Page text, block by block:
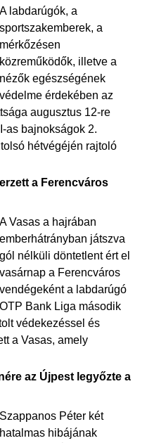
A labdarúgók, a
sportszakemberek, a
mérkőzésen
közreműködők, illetve a
nézők egészségének
védelme érdekében az
augusztus 12-re
as bajnokságok 2.
hétvégéjén rajtoló
a Ferencváros
A Vasas a hajrában
emberhátrányban játszva
gól nélküli döntetlent ért el
vasárnap a Ferencváros
vendégeként a labdarúgó
OTP Bank Liga második
védekezéssel és
a Vasas, amely
az Újpest legyőzte a
Szappanos Péter két
hatalmas hibájának